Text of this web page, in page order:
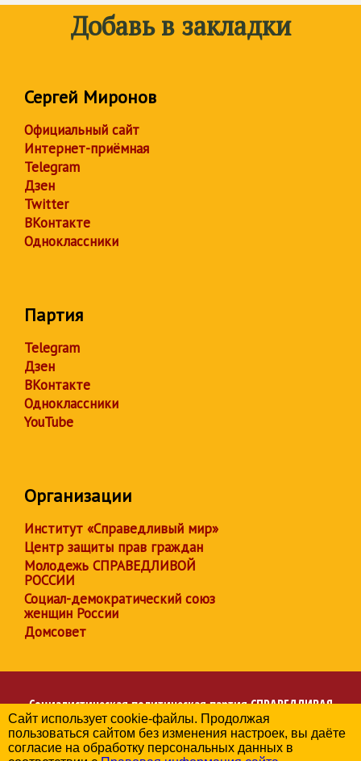
Добавь в закладки
Сергей Миронов
Официальный сайт
Интернет-приёмная
Telegram
Дзен
Twitter
ВКонтакте
Одноклассники
Партия
Telegram
Дзен
ВКонтакте
Одноклассники
YouTube
Организации
Институт «Справедливый мир»
Центр защиты прав граждан
Молодежь СПРАВЕДЛИВОЙ
РОССИИ
Социал-демократический союз
женщин России
Домсовет
Социалистическая политическая партияСПРАВЕДЛИВАЯ
РОССИЯ
Региональное отделение партии в Республике Дагестан
Сайт использует cookie-файлы. Продолжая
пользоваться сайтом без изменения настроек, вы даёте
согласие на обработку персональных данных в